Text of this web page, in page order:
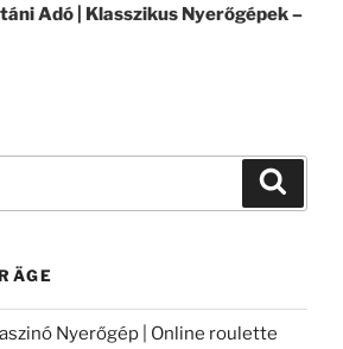
Adó | Klasszikus Nyerőgépek –
Nyerőgép | Online roulette